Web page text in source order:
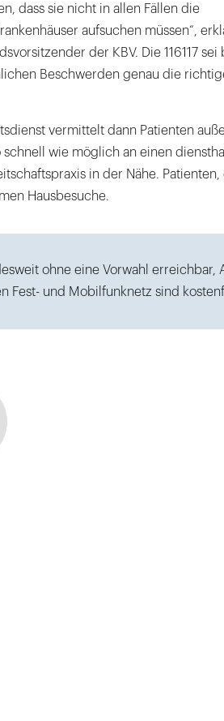
dass sie nicht in allen Fällen die
aufsuchen müssen“,
der KBV. Die 116117 sei
Beschwerden genau die
vermittelt dann Patienten
schnell wie möglich an einen
in der Nähe.
Hausbesuche.
ohne eine Vorwahl erreichbar,
Fest- und Mobilfunknetz sind